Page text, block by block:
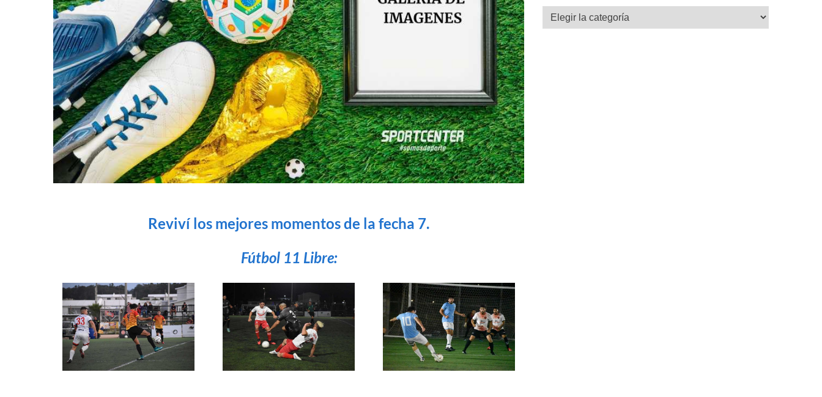
Reviví los mejores momentos de la fecha 7.
Fútbol 11 Libre:
Categorías